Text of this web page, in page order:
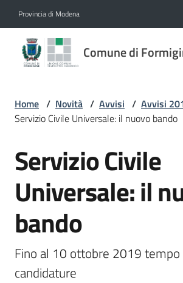
Provincia di Modena
Comune di
Comune
di
Novità
Servizi
Menu selezionato
Vivere
Formigine
Home / Novità / Avvisi / Avvisi
Servizio Civile Universale: il nuovo bando
Salta al contenuto
Servizio Civile
Universale: il
bando
Fino al 10 ottobre 2019 tempo
candidature